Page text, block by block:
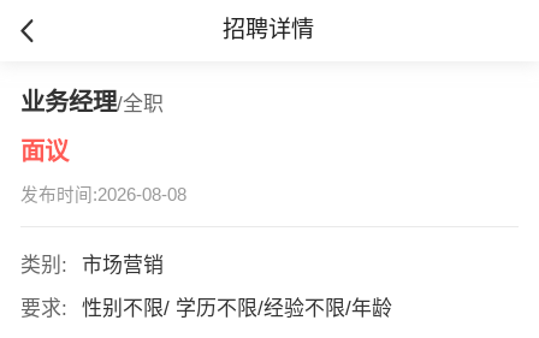
招聘详情
业务经理/全职
面议
发布时间:2026-08-08
类别:
市场营销
要求:
性别不限/ 学历不限/经验不限/年龄